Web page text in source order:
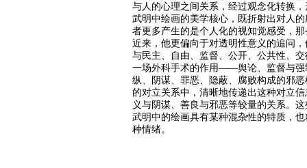
与人的心理之间关系，经过观念化转换
武明中绘画的美学核心，既折射出对人
者更多产生的是个人化的视知觉感受，
近来，他更偏向于对透明性意义的追问
与民主、自由、监督、公开、公共性、
一场外科手术的作用——舆论、监督与强
纵、阴谋、罪恶、隐蔽、腐败构成的邪
的对立关系中，清晰地传递出这种对立
义与阴谋、善良与邪恶等较量的关系。
武明中的绘画具有某种混杂性的特质，
种情绪。